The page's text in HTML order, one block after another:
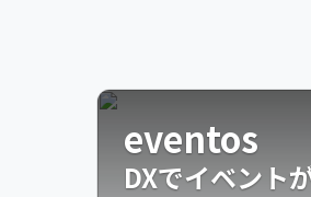
eventos
DXでイベント